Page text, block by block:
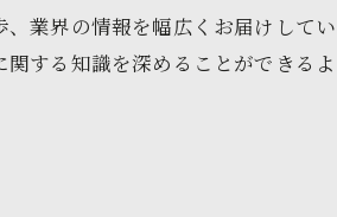
業界の情報を幅広くお届けして
する知識を深めることができる